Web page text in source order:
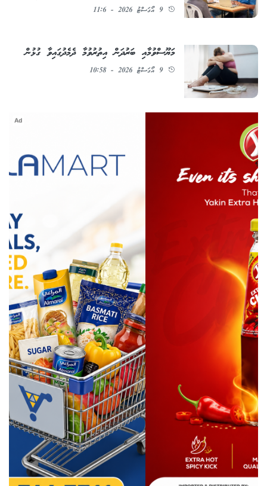
9 އޯގަސްޓު 2026 - 11:6
މަޔޫސްވުމާއި ބަރުދަން އިތުރުވުމާ ދެމެދުގައިވާ ގުޅުން
9 އޯގަސްޓު 2026 - 10:58
Ad